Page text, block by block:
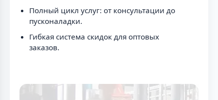
Полный цикл услуг: от консультации до
пусконаладки.
Гибкая система скидок для оптовых
заказов.